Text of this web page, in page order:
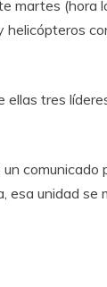
martes (hora
helicópteros
tres
comunicado
esa unidad se